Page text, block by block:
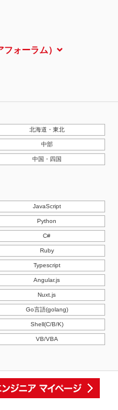
フォーラム）
北海道・東北
中部
中国・四国
JavaScript
Python
C#
Ruby
Typescript
Angular.js
Nuxt.js
Go言語(golang)
Shell(C/B/K)
VB/VBA